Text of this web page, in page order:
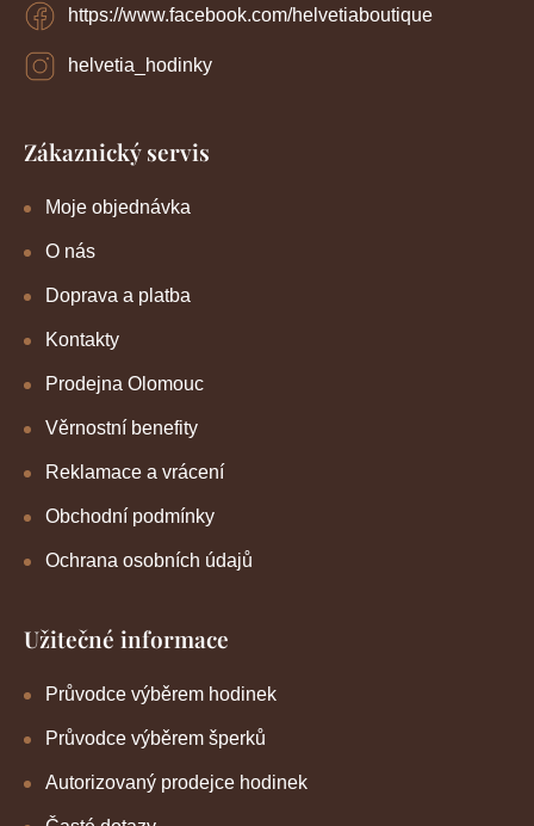
https://www.facebook.com/helvetiaboutique
helvetia_hodinky
Zákaznický servis
Moje objednávka
O nás
Doprava a platba
Kontakty
Prodejna Olomouc
Věrnostní benefity
Reklamace a vrácení
Obchodní podmínky
Ochrana osobních údajů
Užitečné informace
Průvodce výběrem hodinek
Průvodce výběrem šperků
Autorizovaný prodejce hodinek